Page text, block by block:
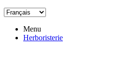
Menu
Herboristerie